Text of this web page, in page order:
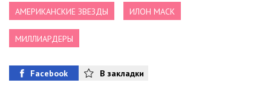
АМЕРИКАНСКИЕ ЗВЕЗДЫ ИЛОН МАСК
МИЛЛИАРДЕРЫ
Facebook В закладки